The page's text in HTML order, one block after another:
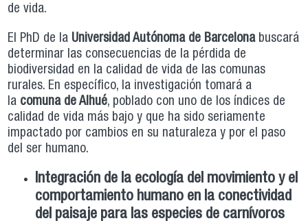
de vida.
El PhD de la Universidad Autónoma de Barcelona buscará
determinar las consecuencias de la pérdida de
biodiversidad en la calidad de vida de las comunas
rurales. En específico, la investigación tomará a
la comuna de Alhué, poblado con uno de los índices de
calidad de vida más bajo y que ha sido seriamente
impactado por cambios en su naturaleza y por el paso
del ser humano.
Integración de la ecología del movimiento y el
comportamiento humano en la conectividad
del paisaje para las especies de carnívoros